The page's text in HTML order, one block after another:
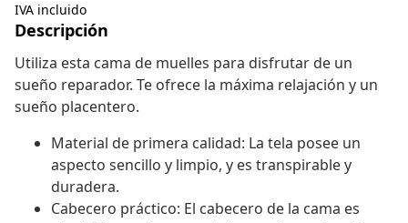
IVA incluido
Descripción
Utiliza esta cama de muelles para disfrutar de un
sueño reparador. Te ofrece la máxima relajación y un
sueño placentero.
Material de primera calidad: La tela posee un
aspecto sencillo y limpio, y es transpirable y
duradera.
Cabecero práctico: El cabecero de la cama es